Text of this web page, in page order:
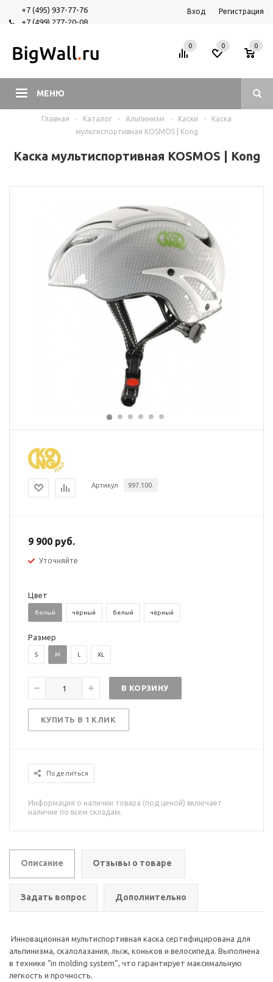
+7 (495) 937-77-76
+7 (499) 277-20-08
Вход Регистрация
МЕНЮ
0 0
0
Главная - Каталог - Альпинизм - Каски -
Каска
мультиспортивная KOSMOS | Kong
Каска мультиспортивная KOSMOS | Kong
Артикул 997.100.
9 900 руб.
Уточняйте
Цвет
белый чёрный белый чёрный
Размер
S M L XL
В КОРЗИНУ
КУПИТЬ В 1 КЛИК
Поделиться
Информация о наличии товара (под ценой) включает
наличие по всем складам.
Описание Отзывы о товаре
Задать вопрос Дополнительно
Инновационная мультиспортивная каска сертифицирована для
альпинизма, скалолазания, лыж, коньков и велосипеда. Выполнена
в технике “in molding system”, что гарантирует максимальную
легкость и прочность.